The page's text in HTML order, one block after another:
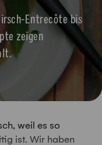
Entrecôte bis
zeigen
weil es so
ist. Wir haben